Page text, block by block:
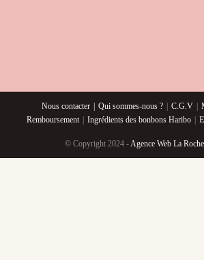
Nous contacter Qui sommes-nous ? C.G.V
Remboursement
Ingrédients des bonbons Haribo
© Copyright 2024 -Agence Web La